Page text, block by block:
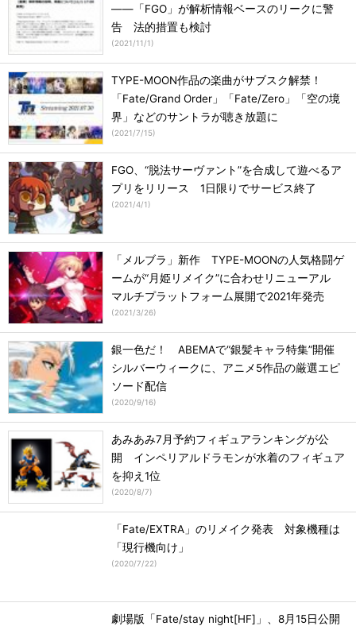
――「FGO」が解析情報ベースのリークに警
告 法的措置も検討
(2021/11/1)
TYPE-MOON作品の楽曲がサブスク解禁！
「Fate/Grand Order」「Fate/Zero」「空の境
界」などのサントラが聴き放題に
(2021/7/15)
FGO、“脱法サーヴァント”を合成して遊べるア
プリをリリース 1日限りでサービス終了
(2021/4/1)
「メルブラ」新作 TYPE-MOONの人気格闘ゲ
ームが“月姫リメイク”に合わせリニューアル
マルチプラットフォーム展開で2021年発売
(2021/3/26)
銀一色だ！ ABEMAで“銀髪キャラ特集”開催
シルバーウィークに、アニメ5作品の厳選エピ
ソード配信
(2020/9/16)
あみあみ7月予約フィギュアランキングが公
開 インペリアルドラモンが水着のフィギュア
を抑え1位
(2020/8/7)
「Fate/EXTRA」のリメイク発表 対象機種は
「現行機向け」
(2020/7/22)
劇場版「Fate/stay night[HF]」、8月15日公開